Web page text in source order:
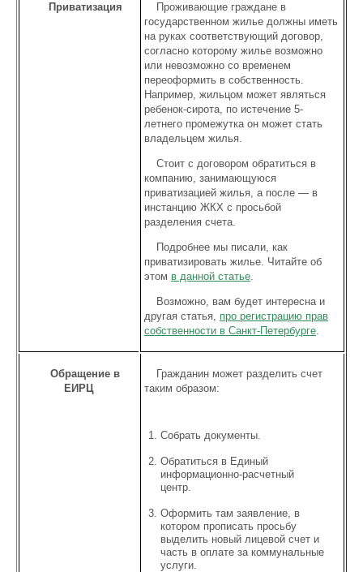
Приватизация
Проживающие граждане в
государственном жилье должны иметь
на руках соответствующий договор,
согласно которому жилье возможно
или невозможно со временем
переоформить в собственность.
Например, жильцом может являться
ребенок-сирота, по истечение 5-
летнего промежутка он может стать
владельцем жилья.
Стоит с договором обратиться в
компанию, занимающуюся
приватизацией жилья, а после — в
инстанцию ЖКХ с просьбой
разделения счета.
Подробнее мы писали, как
приватизировать жилье. Читайте об
этом в данной статье.
Возможно, вам будет интересна и
другая статья, про регистрацию прав
собственности в Санкт-Петербурге.
Обращение в
ЕИРЦ
Гражданин может разделить счет
таким образом:
Собрать документы.
Обратиться в Единый
информационно-расчетный
центр.
Оформить там заявление, в
котором прописать просьбу
выделить новый лицевой счет и
часть в оплате за коммунальные
услуги.